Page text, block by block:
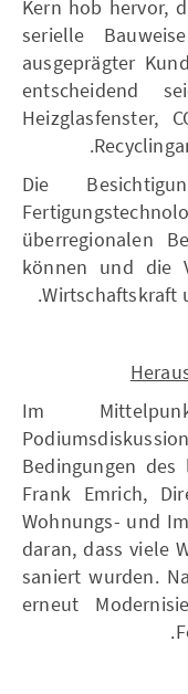
Kern hob hervor,
serielle
ausgeprägter
entscheidend
Heizglasfenster,
Die
überregionalen
können und die
Wirtschaftskraft
Im
Bedingungen
Frank Emrich,
Wohnungs- und
daran, dass viele
saniert wurden.
erneut